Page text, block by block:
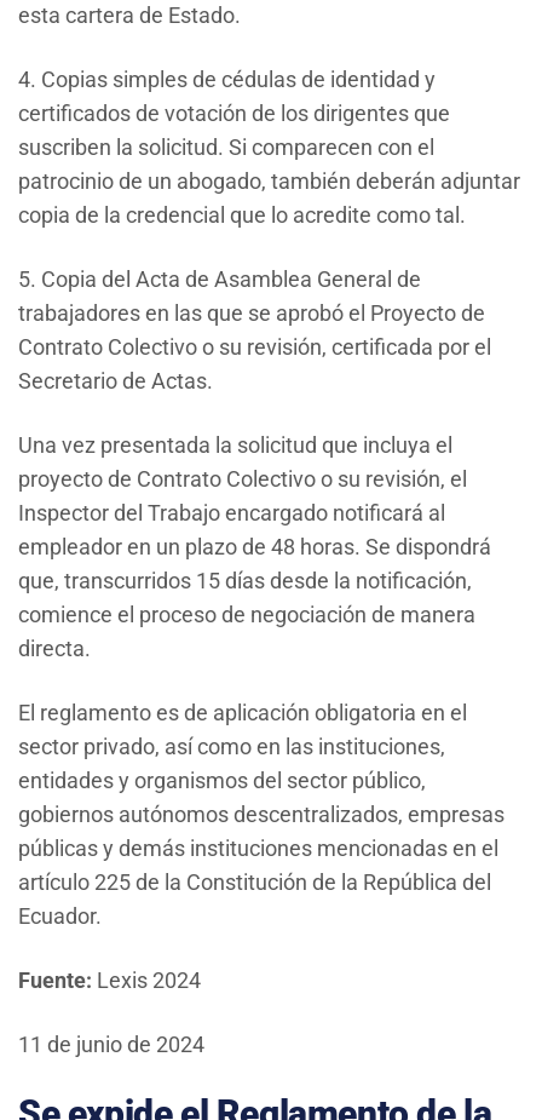
esta cartera de Estado.
4. Copias simples de cédulas de identidad y
certificados de votación de los dirigentes que
suscriben la solicitud. Si comparecen con el
patrocinio de un abogado, también deberán adjuntar
copia de la credencial que lo acredite como tal.
5. Copia del Acta de Asamblea General de
trabajadores en las que se aprobó el Proyecto de
Contrato Colectivo o su revisión, certificada por el
Secretario de Actas.
Una vez presentada la solicitud que incluya el
proyecto de Contrato Colectivo o su revisión, el
Inspector del Trabajo encargado notificará al
empleador en un plazo de 48 horas. Se dispondrá
que, transcurridos 15 días desde la notificación,
comience el proceso de negociación de manera
directa.
El reglamento es de aplicación obligatoria en el
sector privado, así como en las instituciones,
entidades y organismos del sector público,
gobiernos autónomos descentralizados, empresas
públicas y demás instituciones mencionadas en el
artículo 225 de la Constitución de la República del
Ecuador.
Fuente: Lexis 2024
11 de junio de 2024